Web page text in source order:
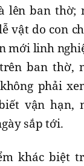
lên ban thờ;
vật do con
mới linh
ban thờ,
phải
vận hạn,
sắp tới.
khác biệt